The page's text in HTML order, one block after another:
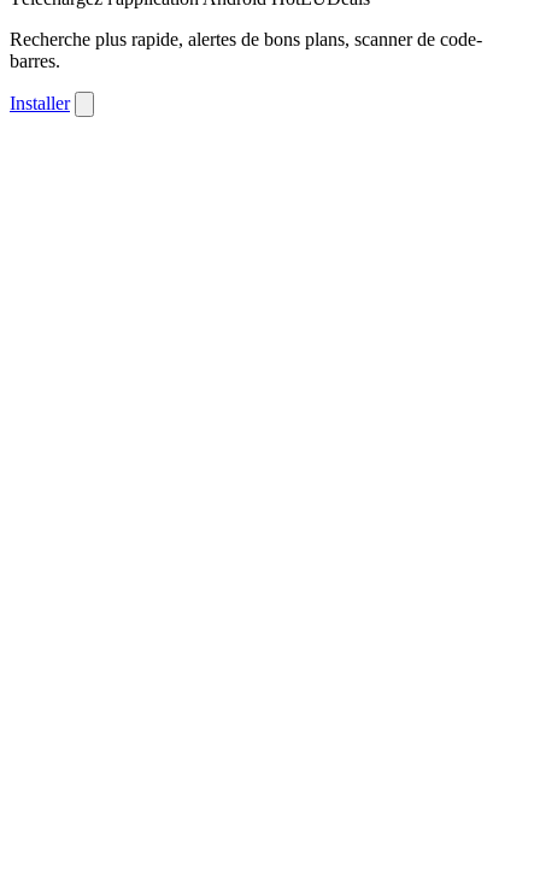
Recherche plus rapide, alertes de bons plans, scanner de code-
barres.
Installer